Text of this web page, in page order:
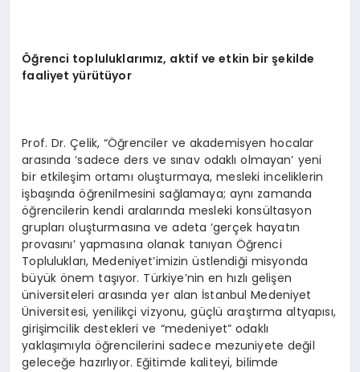
Öğrenci topluluklarımız, aktif ve etkin bir şekilde
faaliyet yürütüyor
Prof. Dr. Çelik, “Öğrenciler ve akademisyen hocalar
arasında ‘sadece ders ve sınav odaklı olmayan’ yeni
bir etkileşim ortamı oluşturmaya, mesleki inceliklerin
işbaşında öğrenilmesini sağlamaya; aynı zamanda
öğrencilerin kendi aralarında mesleki konsültasyon
grupları oluşturmasına ve adeta ‘gerçek hayatın
provasını’ yapmasına olanak tanıyan Öğrenci
Toplulukları, Medeniyet’imizin üstlendiği misyonda
büyük önem taşıyor. Türkiye’nin en hızlı gelişen
üniversiteleri arasında yer alan İstanbul Medeniyet
Üniversitesi, yenilikçi vizyonu, güçlü araştırma altyapısı,
girişimcilik destekleri ve “medeniyet” odaklı
yaklaşımıyla öğrencilerini sadece mezuniyete değil
geleceğe hazırlıyor. Eğitimde kaliteyi, bilimde